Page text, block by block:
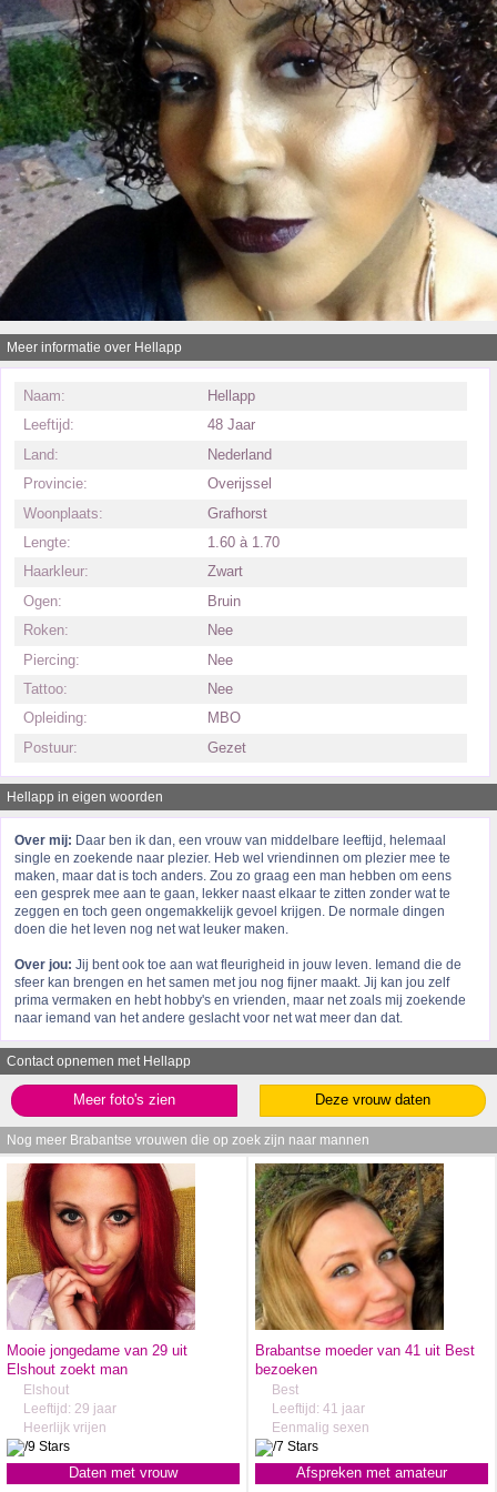
Meer informatie over Hellapp
Naam:
Hellapp
Leeftijd:
48 Jaar
Land:
Nederland
Provincie:
Overijssel
Woonplaats:
Grafhorst
Lengte:
1.60 à 1.70
Haarkleur:
Zwart
Ogen:
Bruin
Roken:
Nee
Piercing:
Nee
Tattoo:
Nee
Opleiding:
MBO
Postuur:
Gezet
Hellapp in eigen woorden
Over mij: Daar ben ik dan, een vrouw van middelbare leeftijd, helemaal
single en zoekende naar plezier. Heb wel vriendinnen om plezier mee te
maken, maar dat is toch anders. Zou zo graag een man hebben om eens
een gesprek mee aan te gaan, lekker naast elkaar te zitten zonder wat te
zeggen en toch geen ongemakkelijk gevoel krijgen. De normale dingen
doen die het leven nog net wat leuker maken.
Over jou: Jij bent ook toe aan wat fleurigheid in jouw leven. Iemand die de
sfeer kan brengen en het samen met jou nog fijner maakt. Jij kan jou zelf
prima vermaken en hebt hobby's en vrienden, maar net zoals mij zoekende
naar iemand van het andere geslacht voor net wat meer dan dat.
Contact opnemen met Hellapp
Meer foto's zien Deze vrouw daten
Nog meer Brabantse vrouwen die op zoek zijn naar mannen
Mooie jongedame van 29 uit
Elshout zoekt man
Elshout
Leeftijd: 29 jaar
Heerlijk vrijen
Daten met vrouw
Brabantse moeder van 41 uit Best
bezoeken
Best
Leeftijd: 41 jaar
Eenmalig sexen
Afspreken met amateur